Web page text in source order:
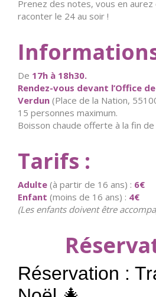
Prenez des notes, vous en
raconter le 24 au soir !
De 17h à 18h30.
Rendez-vous devant l’Office
Verdun (Place de la Nation,
15 personnes maximum.
Boisson chaude offerte à la fin de
Tarifs :
Adulte (à partir de 16 ans) : 6€
Enfant (moins de 16 ans) : 4€
(Les enfants doivent être